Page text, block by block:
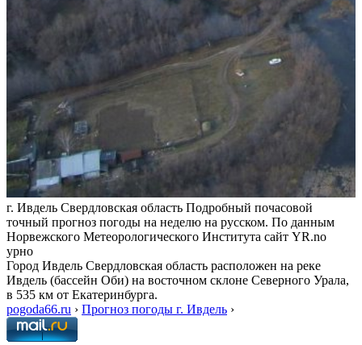
г. Ивдель Свердловская область Подробный почасовой
точный прогноз погоды на неделю на русском. По данным
Норвежского Метеорологического Института сайт YR.no
урно
Город Ивдель Свердловская область расположен на реке
Ивдель (бассейн Оби) на восточном склоне Северного Урала,
в 535 км от Екатеринбурга.
pogoda66.ru › Прогноз погоды г. Ивдель ›